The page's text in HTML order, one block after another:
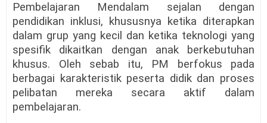
Pembelajaran Mendalam sejalan dengan
pendidikan inklusi, khususnya ketika diterapkan
dalam grup yang kecil dan ketika teknologi yang
spesifik dikaitkan dengan anak berkebutuhan
khusus. Oleh sebab itu, PM berfokus pada
berbagai karakteristik peserta didik dan proses
pelibatan mereka secara aktif dalam
pembelajaran.